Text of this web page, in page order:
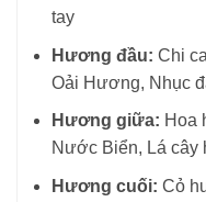
tay
Hương đầu: Chi
Oải Hương, Nhục
Hương giữa: Hoa
Nước Biển, Lá cây
Hương cuối: Cỏ